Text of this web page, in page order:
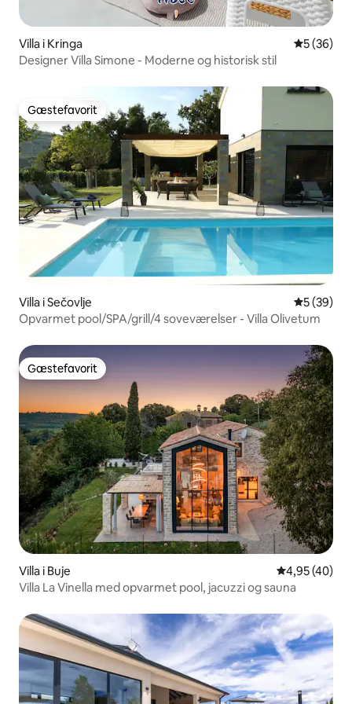
Villa i Kringa 5 ud af 5 i
5 (36)
Designer Villa Simone - Moderne og historisk stil
Gæstefavorit
Gæstefavorit
Villa i Sečovlje 5 ud af 5 i
5 (39)
Opvarmet pool/SPA/grill/4 soveværelser - Villa Olivetum
Gæstefavorit
Gæstefavorit
Villa i Buje 4,95 ud af 5 i
4,95 (40)
Villa La Vinella med opvarmet pool, jacuzzi og sauna